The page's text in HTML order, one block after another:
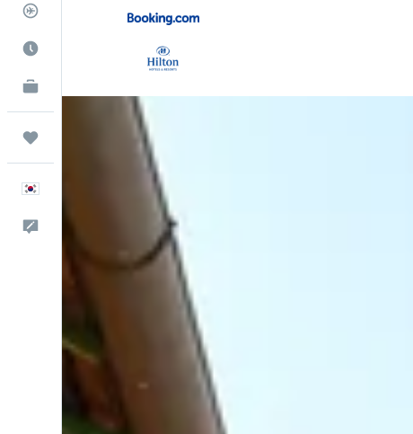
항공편 추적기
여행 가기 좋은 달